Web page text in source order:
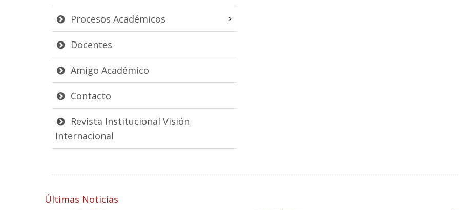
Procesos Académicos
Docentes
Amigo Académico
Contacto
Revista Institucional Visión
Internacional
Últimas Noticias